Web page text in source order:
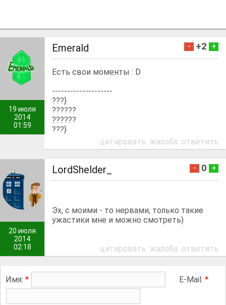
19 июля
2014
01:59
Emerald - +2 +
Есть свои моменты : D
--------------------
???}
??????
??????
???}
цитировать жалоба ответить
20 июля
2014
02:18
LordShelder_ - 0 +
Эх, с моими - то нервами, только такие
ужастики мне и можно смотреть)
цитировать жалоба ответить
Имя: * E-Mail: *